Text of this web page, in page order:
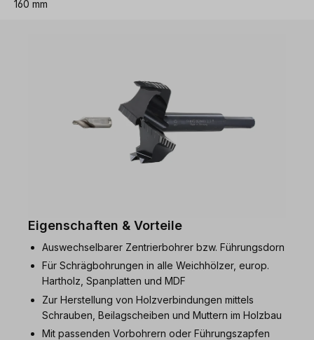
160 mm
Eigenschaften & Vorteile
Auswechselbarer Zentrierbohrer bzw. Führungsdorn
Für Schrägbohrungen in alle Weichhölzer, europ.
Hartholz, Spanplatten und MDF
Zur Herstellung von Holzverbindungen mittels
Schrauben, Beilagscheiben und Muttern im Holzbau
Mit passenden Vorbohrern oder Führungszapfen